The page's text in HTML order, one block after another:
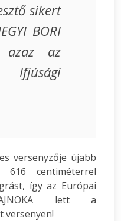
sikert
BORI
azaz az
versenyzője újabb
616 centiméterrel
így az Európai
lett a
versenyen!